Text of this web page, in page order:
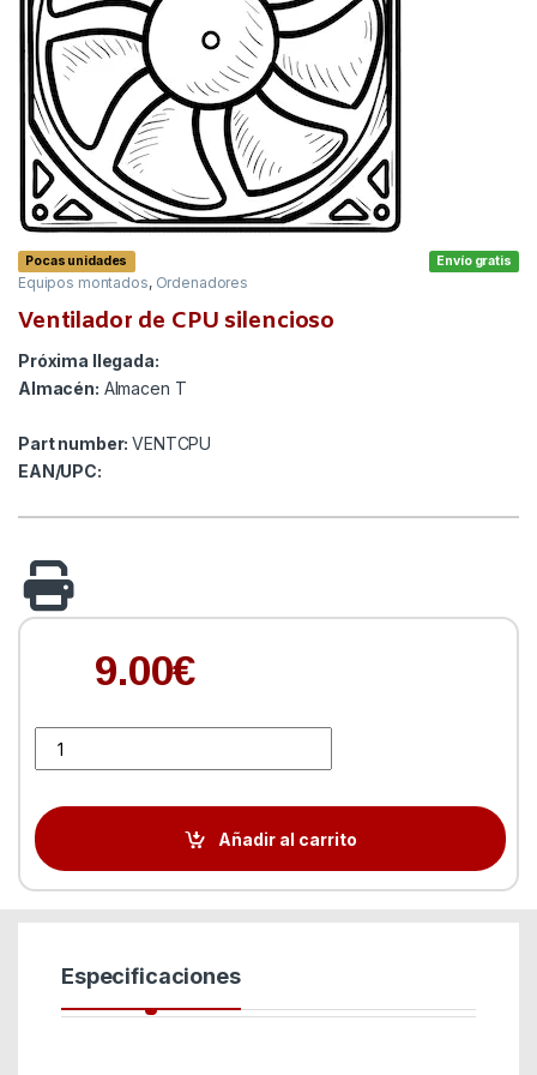
Envío gratis
Pocas unidades
Equipos montados, Ordenadores
Ventilador de CPU silencioso
Próxima llegada:
Almacén: Almacen T
Part number:VENTCPU
EAN/UPC:
9.00€
Añadir al carrito
Especificaciones